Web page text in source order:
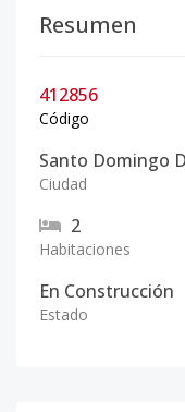
Resumen
412856
Código
Santo Domingo
Ciudad
2
Habitaciones
En Construcción
Estado